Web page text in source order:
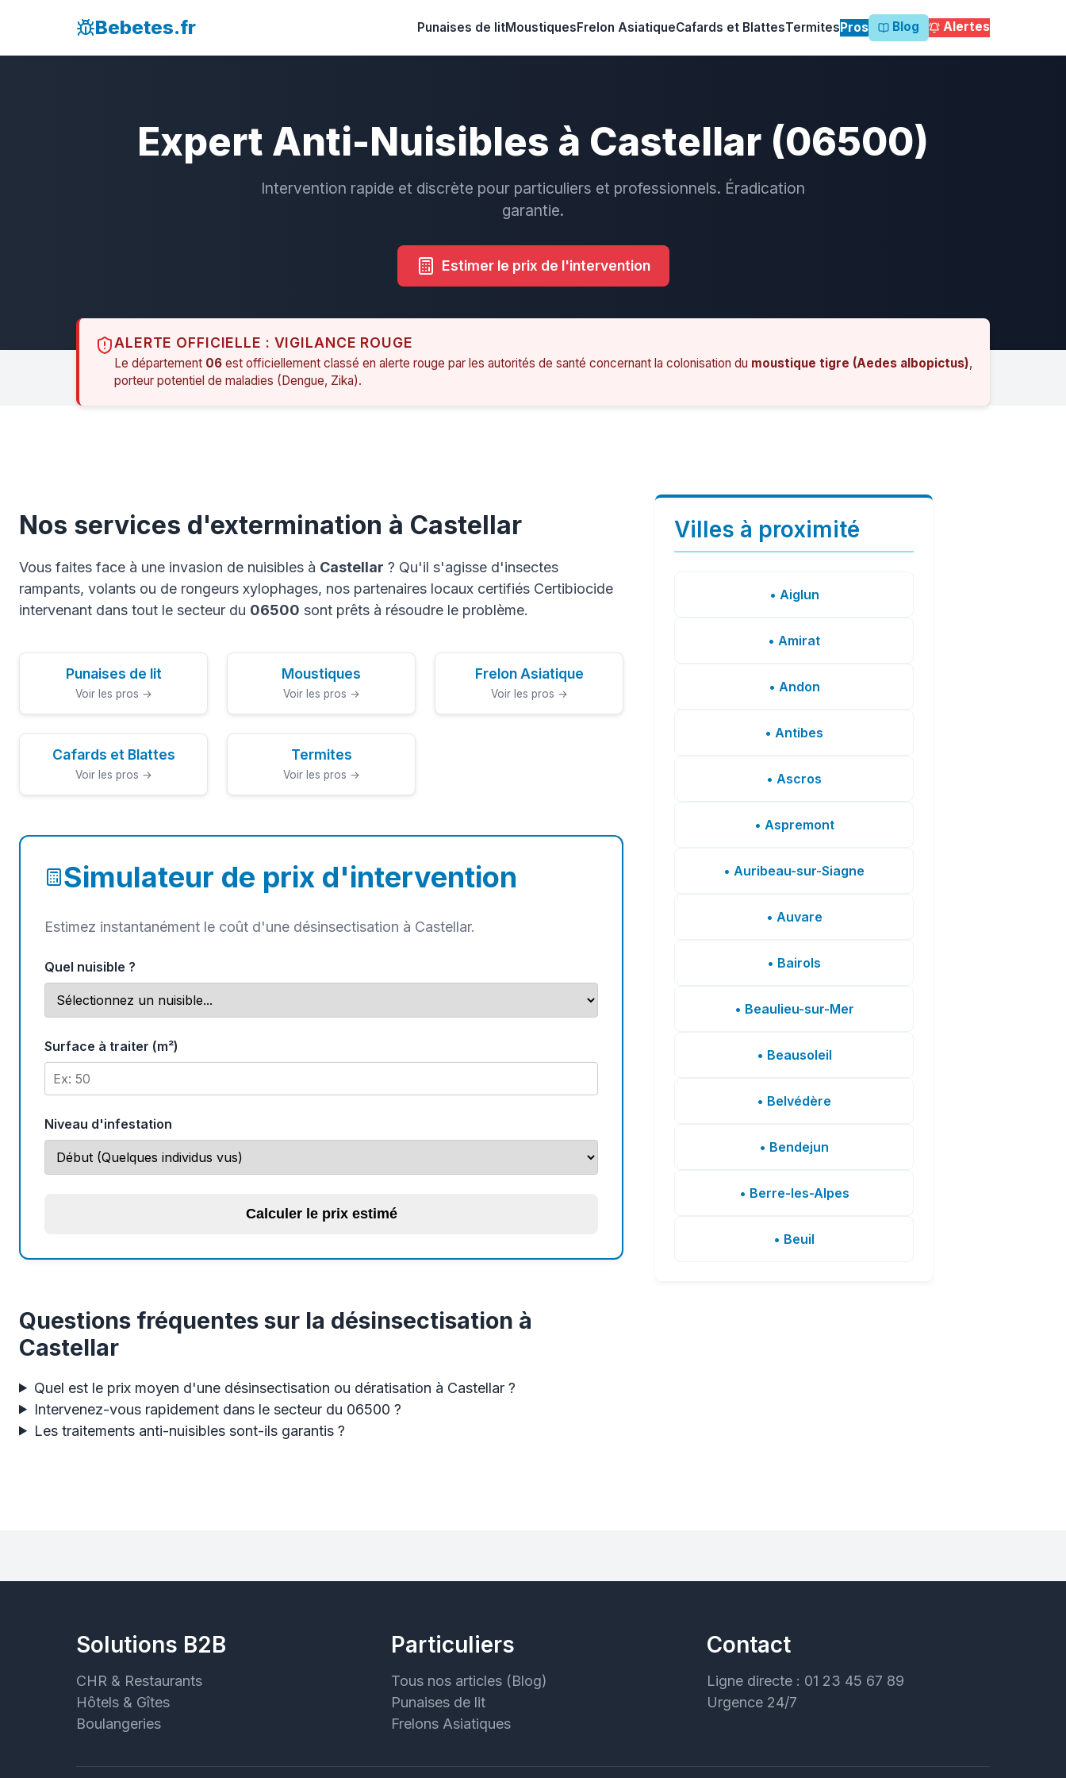
Bebetes.fr Punaises de litMoustiquesFrelon AsiatiqueCafards et BlattesTermitesPros Blog Alertes
Expert Anti-Nuisibles à Castellar (06500)
Intervention rapide et discrète pour particuliers et professionnels. Éradication
garantie.
Estimer le prix de l'intervention
ALERTE OFFICIELLE : VIGILANCE ROUGE
Le département 06 est officiellement classé en alerte rouge par les autorités de santé concernant la colonisation du moustique tigre (Aedes albopictus),
porteur potentiel de maladies (Dengue, Zika).
Nos services d'extermination à Castellar
Vous faites face à une invasion de nuisibles à Castellar ? Qu'il s'agisse d'insectes
rampants, volants ou de rongeurs xylophages, nos partenaires locaux certifiés Certibiocide
intervenant dans tout le secteur du 06500 sont prêts à résoudre le problème.
Punaises de lit
Voir les pros →
Moustiques
Voir les pros →
Frelon Asiatique
Voir les pros →
Cafards et Blattes
Voir les pros →
Termites
Voir les pros →
Simulateur de prix d'intervention
Estimez instantanément le coût d'une désinsectisation à Castellar.
Quel nuisible ?
Surface à traiter (m²)
Niveau d'infestation
Calculer le prix estimé
Questions fréquentes sur la désinsectisation à
Castellar
Quel est le prix moyen d'une désinsectisation ou dératisation à Castellar ?
Intervenez-vous rapidement dans le secteur du 06500 ?
Les traitements anti-nuisibles sont-ils garantis ?
Villes à proximité
• Aiglun
• Amirat
• Andon
• Antibes
• Ascros
• Aspremont
• Auribeau-sur-Siagne
• Auvare
• Bairols
• Beaulieu-sur-Mer
• Beausoleil
• Belvédère
• Bendejun
• Berre-les-Alpes
• Beuil
Solutions B2B
CHR & Restaurants
Hôtels & Gîtes
Boulangeries
Particuliers
Tous nos articles (Blog)
Punaises de lit
Frelons Asiatiques
Contact
Ligne directe : 01 23 45 67 89
Urgence 24/7